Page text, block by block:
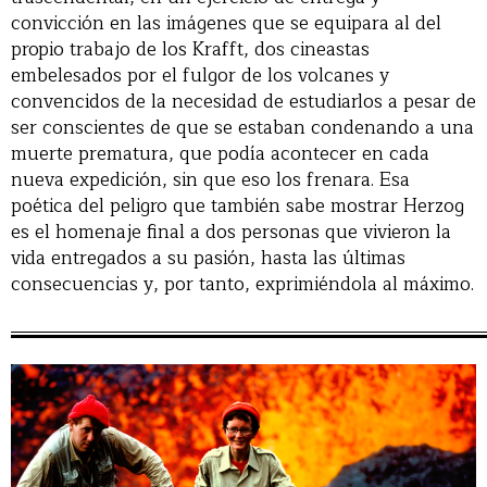
convicción en las imágenes que se equipara al del
propio trabajo de los Krafft, dos cineastas
embelesados por el fulgor de los volcanes y
convencidos de la necesidad de estudiarlos a pesar de
ser conscientes de que se estaban condenando a una
muerte prematura, que podía acontecer en cada
nueva expedición, sin que eso los frenara. Esa
poética del peligro que también sabe mostrar Herzog
es el homenaje final a dos personas que vivieron la
vida entregados a su pasión, hasta las últimas
consecuencias y, por tanto, exprimiéndola al máximo.